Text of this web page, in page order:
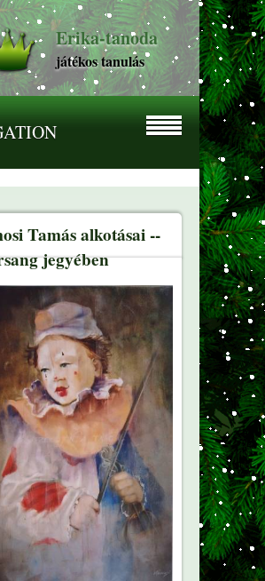
Erika-tanoda
játékos tanulás
Tamás alkotásai --
jegyében